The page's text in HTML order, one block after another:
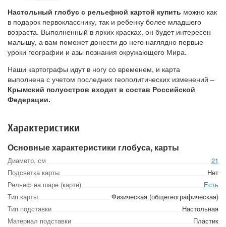
Настольный глобус с рельефной картой купить можно как
в подарок первокласснику, так и ребенку более младшего
возраста. Выполненный в ярких красках, он будет интересен
малышу, а вам поможет донести до него наглядно первые
уроки географии и азы познания окружающего Мира.
Наши картографы идут в ногу со временем, и карта
выполнена с учетом последних геополитических изменений –
Крымский полуостров входит в состав Российской
Федерации.
Характеристики
Основные характеристики глобуса, карты
Диаметр, см
21
Подсветка карты
Нет
Рельеф на шаре (карте)
Есть
Тип карты
Физическая (общегеографическая)
Тип подставки
Настольная
Материал подставки
Пластик